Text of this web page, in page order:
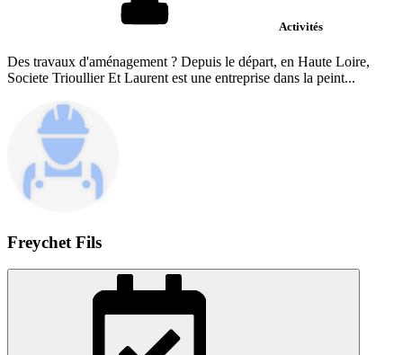
Activités
Des travaux d'aménagement ? Depuis le départ, en Haute Loire,
Societe Trioullier Et Laurent est une entreprise dans la peint...
Freychet Fils